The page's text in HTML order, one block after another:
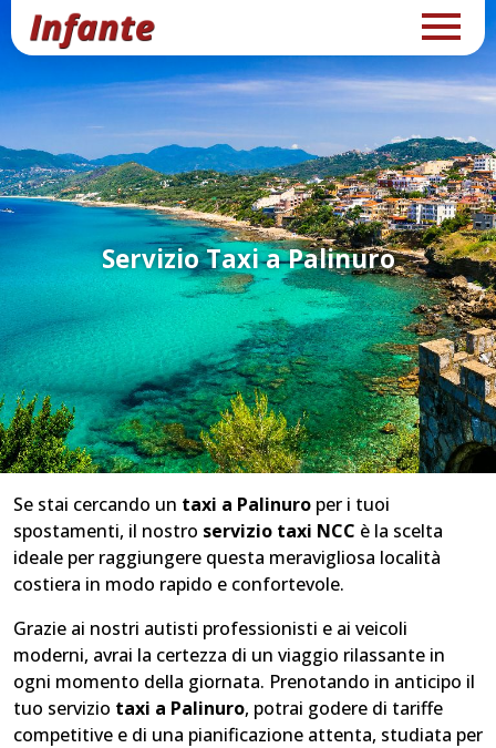
Servizio Taxi a Palinuro
Se stai cercando un taxi a Palinuro per i tuoi
spostamenti, il nostro servizio taxi NCC è la scelta
ideale per raggiungere questa meravigliosa località
costiera in modo rapido e confortevole.
Grazie ai nostri autisti professionisti e ai veicoli
moderni, avrai la certezza di un viaggio rilassante in
ogni momento della giornata. Prenotando in anticipo il
tuo servizio taxi a Palinuro, potrai godere di tariffe
competitive e di una pianificazione attenta, studiata per